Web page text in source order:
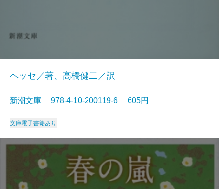
ヘッセ／著、高橋健二／訳
新潮文庫 978-4-10-200119-6 605円
文庫電子書籍あり